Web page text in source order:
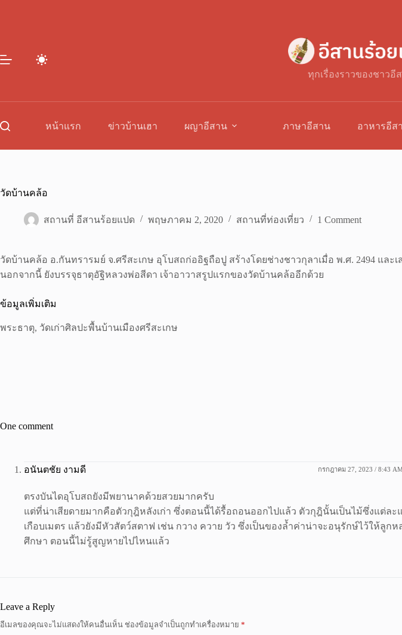
ทุกเรื่องราวของชาวอี
หน้าแรก ข่าวบ้านเฮา ผญาอีสาน ภาษาอีสาน อาหารอีส
วัดบ้านคล้อ
สถานที่ อีสานร้อยแปด พฤษภาคม 2, 2020 สถานที่ท่องเที่ยว 1 Comment
วัดบ้านคล้อ อ.กันทรารมย์ จ.ศรีสะเกษ อุโบสถก่ออิฐถือปู สร้างโดยช่างชาวกุลาเมื่อ พ.ศ. 2494 แล
นอกจากนี้ ยังบรรจุธาตุอัฐิหลวงพ่อสีดา เจ้าอาวาสรูปแรกของวัดบ้านคล้ออีกด้วย
ข้อมูลเพิ่มเติม
พระธาตุ, วัดเก่าศิลปะพื้นบ้านเมืองศรีสะเกษ
One comment
อนันตชัย งามดี กรกฎาคม 27, 2023 / 8:43
ตรงบันไดอุโบสถยังมีพยานาคด้วยสวยมากครับ
แต่ที่น่าเสียดายมากคือตัวกุฎิหลังเก่า ซึ่งตอนนี้ได้รื้อถอนออกไปแล้ว ตัวกุฎินั้นเป็นไม้ซึ่งแต่ละ
เกือบเมตร แล้วยังมีหัวสัตว์สตาฟ เช่น กวาง ควาย วัว ซึ่งเป็นของล้ำค่าน่าจะอนุรักษ์ไว้ให้ลูกห
ศึกษา ตอนนี้ไม่รู้สูญหายไปไหนแล้ว
Leave a Reply
อีเมลของคุณจะไม่แสดงให้คนอื่นเห็น ช่องข้อมูลจำเป็นถูกทำเครื่องหมาย *